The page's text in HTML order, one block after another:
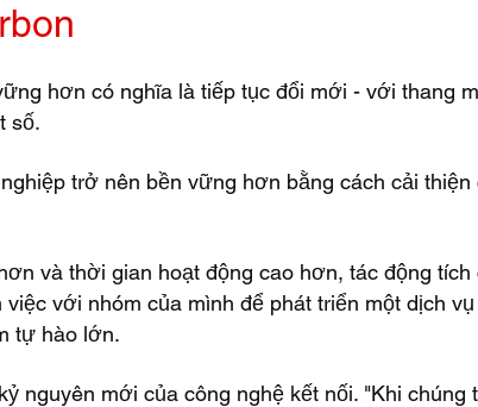
hơn có nghĩa là tiếp tục đổi mới - với thang
số.
trở nên bền vững hơn bằng cách cải
và thời gian hoạt động cao hơn, tác động
với nhóm của mình để phát triển một dịch
tự hào lớn.
nguyên mới của công nghệ kết nối. "Khi chúng